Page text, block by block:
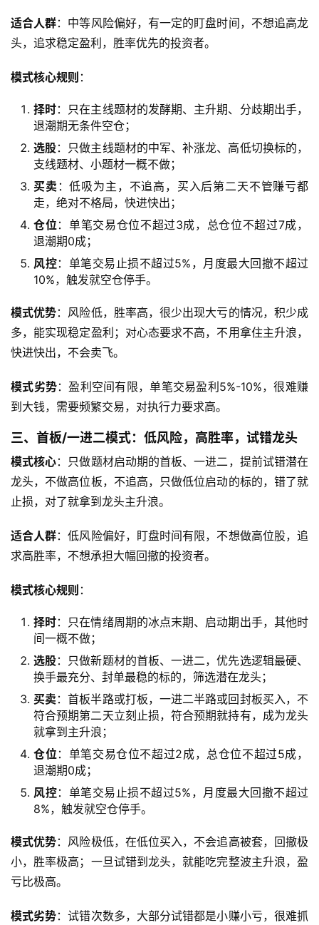
适合人群：中等风险偏好，有一定的盯盘时间，不想追高龙
头，追求稳定盈利，胜率优先的投资者。
模式核心规则 ：
择时：只在主线题材的发酵期、主升期、分歧期出手，
退潮期无条件空仓；
选股：只做主线题材的中军、补涨龙、高低切换标的，
支线题材、小题材一概不做；
买卖 ：低吸为主，不追高，买入后第二天不管赚亏都
走，绝对不格局，快进快出；
仓位：单笔交易仓位不超过3成，总仓位不超过7成，
退潮期0成；
风控：单笔交易止损不超过5%，月度最大回撤不超过
10%，触发就空仓停手。
模式优势：风险低，胜率高，很少出现大亏的情况，积少成
多，能实现稳定盈利；对心态要求不高，不用拿住主升浪，
快进快出，不会卖飞。
模式劣势：盈利空间有限，单笔交易盈利5%-10%，很难赚
到大钱，需要频繁交易，对执行力要求高。
三、首板/一进二模式：低风险，高胜率，试错龙头
模式核心：只做题材启动期的首板、一进二，提前试错潜在
龙头，不做高位板，不追高，只做低位启动的标的，错了就
止损，对了就拿到龙头主升浪。
适合人群：低风险偏好，盯盘时间有限，不想做高位股，追
求高胜率，不想承担大幅回撤的投资者。
模式核心规则 ：
择时：只在情绪周期的冰点末期、启动期出手，其他时
间一概不做；
选股：只做新题材的首板、一进二，优先选逻辑最硬、
换手最充分、封单最稳的标的，筛选潜在龙头；
买卖 ：首板半路或打板，一进二半路或回封板买入，不
符合预期第二天立刻止损，符合预期就持有，成为龙头
就拿到主升浪；
仓位：单笔交易仓位不超过2成，总仓位不超过5成，
退潮期0成；
风控：单笔交易止损不超过5%，月度最大回撤不超过
8%，触发就空仓停手。
模式优势：风险极低，在低位买入，不会追高被套，回撤极
小，胜率极高；一旦试错到龙头，就能吃完整波主升浪，盈
亏比极高。
模式劣势：试错次数多，大部分试错都是小赚小亏，很难抓